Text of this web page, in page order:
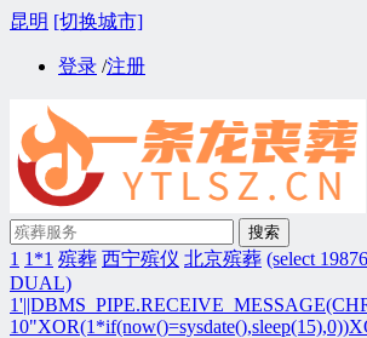
昆明 [切换城市]
登录 /注册
搜索
1 1*1 殡葬 西宁殡仪 北京殡葬 (select
DUAL)